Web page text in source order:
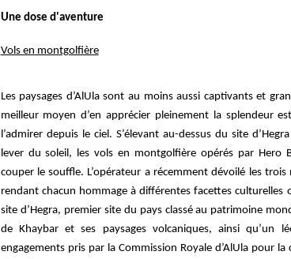
Une dose d'aventure
Vols en montgolfière
Les paysages d’AlUla sont au moins aussi captivants et
meilleur moyen d’en apprécier pleinement la splendeur
l’admirer depuis le ciel. S’élevant au-dessus du site
lever du soleil, les vols en montgolfière opérés par Hero
couper le souffle. L’opérateur a récemment dévoilé les
rendant chacun hommage à différentes facettes culturelles
site d’Hegra, premier site du pays classé au patrimoine
de Khaybar et ses paysages volcaniques, ainsi qu’un
engagements pris par la Commission Royale d’AlUla pour